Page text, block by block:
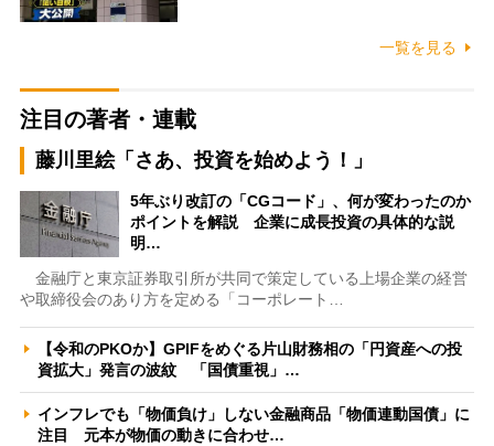
一覧を見る
注目の著者・連載
藤川里絵「さあ、投資を始めよう！」
5年ぶり改訂の「CGコード」、何が変わったのか
ポイントを解説 企業に成長投資の具体的な説
明…
金融庁と東京証券取引所が共同で策定している上場企業の経営
や取締役会のあり方を定める「コーポレート…
【令和のPKOか】GPIFをめぐる片山財務相の「円資産への投
資拡大」発言の波紋 「国債重視」…
インフレでも「物価負け」しない金融商品「物価連動国債」に
注目 元本が物価の動きに合わせ…